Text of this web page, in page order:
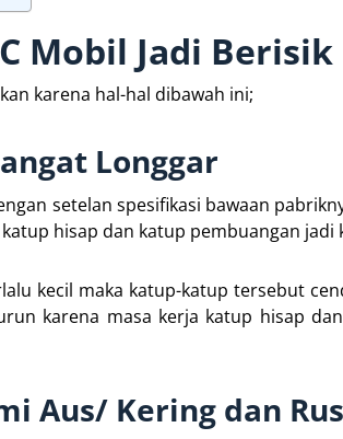
Mobil Jadi Berisik
karena hal-hal dibawah ini;
Longgar
setelan spesifikasi bawaan
hisap dan katup pembuangan jadi
kecil maka katup-katup tersebut
karena masa kerja katup hisap
Aus/ Kering dan